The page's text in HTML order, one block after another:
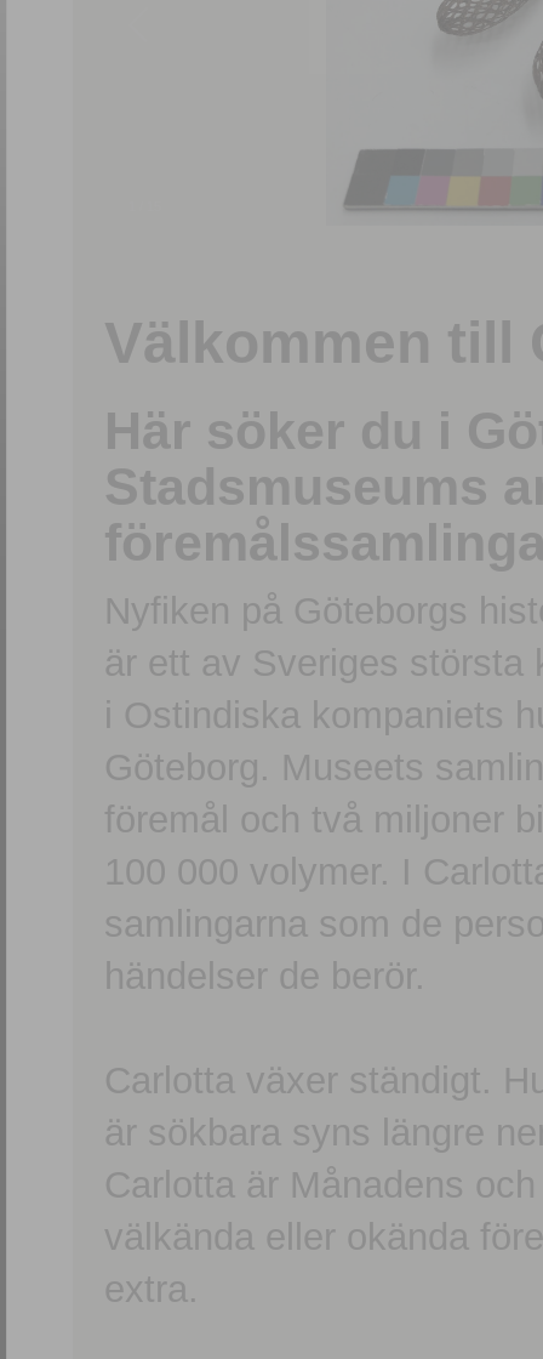
Välkommen till
Här söker du i
Stadsmuseums
Nyfiken på Göteborgs
är ett av Sveriges största
i Ostindiska kompaniets
Göteborg. Museets
föremål och två miljoner
100 000 volymer. I
samlingarna som de
händelser de berör.
Carlotta växer ständigt.
är sökbara syns längre
Carlotta är Månadens
välkända eller okända
extra.